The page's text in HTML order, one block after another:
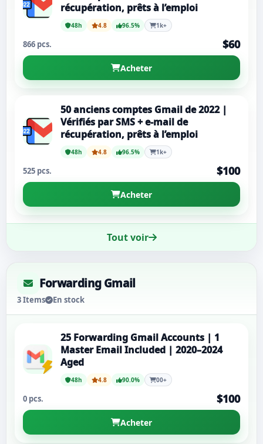
récupération, prêts à l’emploi
48h 4.8 96.5% 1k+
866 pcs. $60
Acheter
50 anciens comptes Gmail de 2022 |
Vérifiés par SMS + e-mail de
récupération, prêts à l’emploi
48h 4.8 96.5% 1k+
525 pcs. $100
Acheter
Tout voir
Forwarding Gmail
3 Items En stock
25 Forwarding Gmail Accounts | 1
Master Email Included | 2020–2024
Aged
48h 4.8 90.0% 00+
0 pcs. $100
Acheter